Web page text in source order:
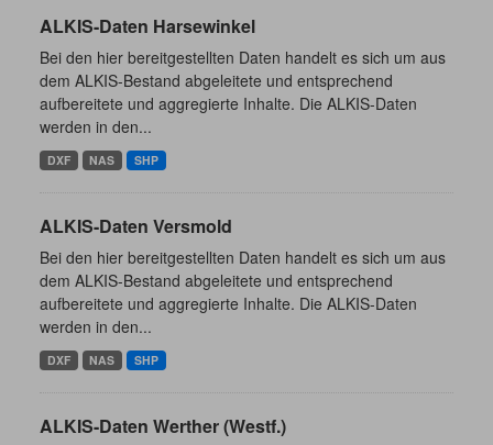
ALKIS-Daten Harsewinkel
Bei den hier bereitgestellten Daten handelt es sich um aus
dem ALKIS-Bestand abgeleitete und entsprechend
aufbereitete und aggregierte Inhalte. Die ALKIS-Daten
werden in den...
DXF NAS SHP
ALKIS-Daten Versmold
Bei den hier bereitgestellten Daten handelt es sich um aus
dem ALKIS-Bestand abgeleitete und entsprechend
aufbereitete und aggregierte Inhalte. Die ALKIS-Daten
werden in den...
DXF NAS SHP
ALKIS-Daten Werther (Westf.)